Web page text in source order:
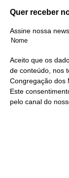
Quer receber
Assine nossa
Aceito que os
de conteúdo, nos
Congregação dos
Este
pelo canal do